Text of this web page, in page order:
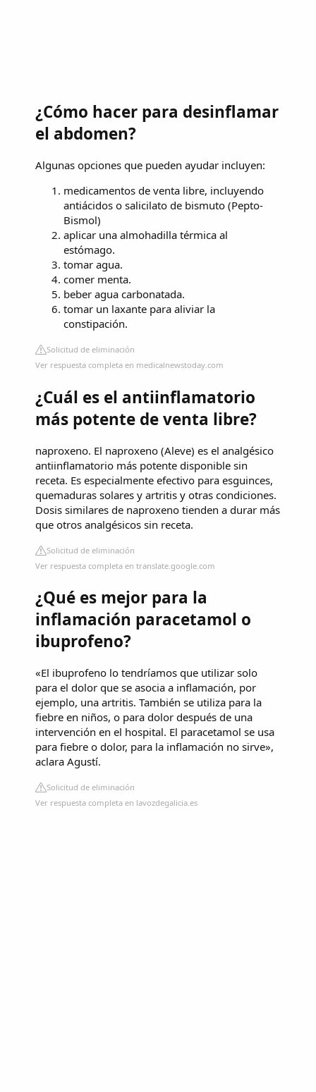
¿Cómo hacer para desinflamar
el abdomen?
Algunas opciones que pueden ayudar incluyen:
medicamentos de venta libre, incluyendo
antiácidos o salicilato de bismuto (Pepto-
Bismol)
aplicar una almohadilla térmica al
estómago.
tomar agua.
comer menta.
beber agua carbonatada.
tomar un laxante para aliviar la
constipación.
Solicitud de eliminación
Ver respuesta completa en medicalnewstoday.com
¿Cuál es el antiinflamatorio
más potente de venta libre?
naproxeno. El naproxeno (Aleve) es el analgésico
antiinflamatorio más potente disponible sin
receta. Es especialmente efectivo para esguinces,
quemaduras solares y artritis y otras condiciones.
Dosis similares de naproxeno tienden a durar más
que otros analgésicos sin receta.
Solicitud de eliminación
Ver respuesta completa en translate.google.com
¿Qué es mejor para la
inflamación paracetamol o
ibuprofeno?
«El ibuprofeno lo tendríamos que utilizar solo
para el dolor que se asocia a inflamación, por
ejemplo, una artritis. También se utiliza para la
fiebre en niños, o para dolor después de una
intervención en el hospital. El paracetamol se usa
para fiebre o dolor, para la inflamación no sirve»,
aclara Agustí.
Solicitud de eliminación
Ver respuesta completa en lavozdegalicia.es